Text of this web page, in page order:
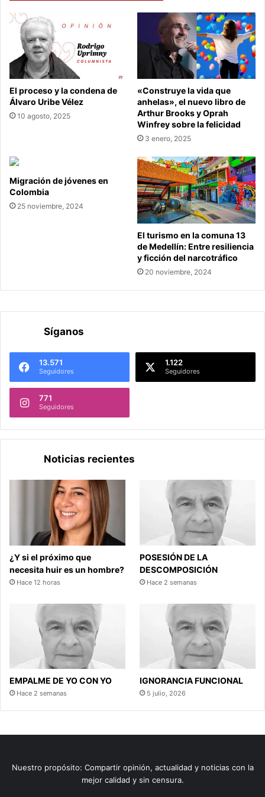
el
origen
coronavirus
El proceso y la condena de
Álvaro Uribe Vélez
10 agosto, 2025
«Construye la vida que
anhelas», el nuevo libro de
Arthur Brooks y Oprah
Winfrey sobre la felicidad
3 enero, 2025
Migración de jóvenes en
Colombia
25 noviembre, 2024
El turismo en la comuna 13
de Medellín: Entre resiliencia
y ficción del narcotráfico
20 noviembre, 2024
Síganos
13.571
Seguidores
1.122
Seguidores
771
Seguidores
Noticias recientes
¿Y si el próximo que
necesita huir es un hombre?
Hace 12 horas
POSESIÓN DE LA
DESCOMPOSICIÓN
Hace 2 semanas
EMPALME DE YO CON YO
Hace 2 semanas
IGNORANCIA FUNCIONAL
5 julio, 2026
Nuestro propósito: Compartir opinión, actualidad y noticias con la
mejor calidad y sin censura.